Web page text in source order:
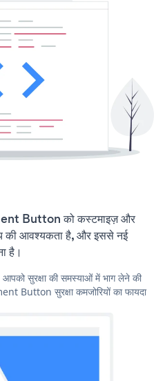
Button को कस्टमाइज़ और
आवश्यकता है, और इससे नई
है।
सुरक्षा की समस्याओं में भाग लेने की
Button सुरक्षा कमजोरियों का फायदा